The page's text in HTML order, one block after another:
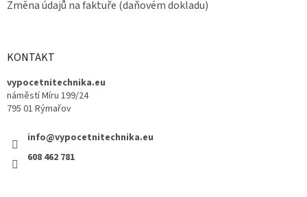
Změna údajů na faktuře (daňovém dokladu)
KONTAKT
vypocetnitechnika.eu
náměstí Míru 199/24
795 01 Rýmařov
info@vypocetnitechnika.eu
608 462 781